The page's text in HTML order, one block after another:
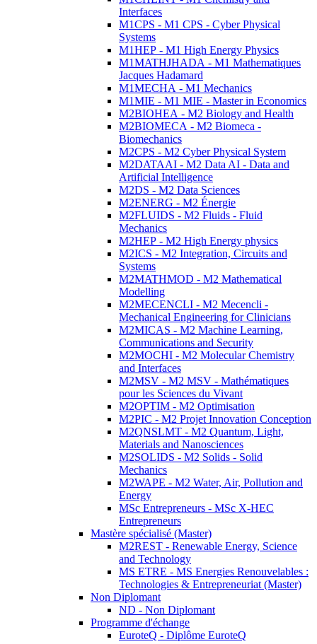
Interfaces
M1CPS - M1 CPS - Cyber Physical
Systems
M1HEP - M1 High Energy Physics
M1MATHJHADA - M1 Mathematiques
Jacques Hadamard
M1MECHA - M1 Mechanics
M1MIE - M1 MIE - Master in Economics
M2BIOHEA - M2 Biology and Health
M2BIOMECA - M2 Biomeca -
Biomechanics
M2CPS - M2 Cyber Physical System
M2DATAAI - M2 Data AI - Data and
Artificial Intelligence
M2DS - M2 Data Sciences
M2ENERG - M2 Énergie
M2FLUIDS - M2 Fluids - Fluid
Mechanics
M2HEP - M2 High Energy physics
M2ICS - M2 Integration, Circuits and
Systems
M2MATHMOD - M2 Mathematical
Modelling
M2MECENCLI - M2 Mecencli -
Mechanical Engineering for Clinicians
M2MICAS - M2 Machine Learning,
Communications and Security
M2MOCHI - M2 Molecular Chemistry
and Interfaces
M2MSV - M2 MSV - Mathématiques
pour les Sciences du Vivant
M2OPTIM - M2 Optimisation
M2PIC - M2 Projet Innovation Conception
M2QNSLMT - M2 Quantum, Light,
Materials and Nanosciences
M2SOLIDS - M2 Solids - Solid
Mechanics
M2WAPE - M2 Water, Air, Pollution and
Energy
MSc Entrepreneurs - MSc X-HEC
Entrepreneurs
Mastère spécialisé (Master)
M2REST - Renewable Energy, Science
and Technology
MS ETRE - MS Energies Renouvelables :
Technologies & Entrepreneuriat (Master)
Non Diplomant
ND - Non Diplomant
Programme d'échange
EuroteQ - Diplôme EuroteQ